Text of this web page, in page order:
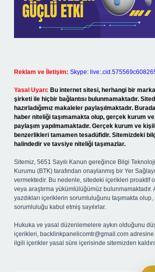
Reklam ve İletişim: Skype:
Yasal Uyarı: Bu internet sitesi, herhangi bir
şirketi ile hiçbir bağlantısı bulunmamaktadır.
hazırladığımız makaleler paylaşılmaktadır.
haber niteliği taşımamakta olup, gerçek kurum
paylaşım yapılmamaktadır. Gerçek kurum ve
benzerlikleri tamamen tesadüfidir. Sitemizdeki
halindedir ve tavsiye niteliği taşımazlar.
Sitemiz, 5651 Sayılı Kanun gereğince Bilgi
Kurumu (BTK) tarafından onaylanmış bir Yer
vermektedir. Bu nedenle, sitedeki içerikleri proaktif
veya araştırma yükümlülüğümüz bulunmamaktadır.
yazdıkları içeriklerin sorumluluğunu taşımakta
sorumluluğu kabul etmiş sayılırlar.
Hukuka ve yasal düzenlemelere aykırı olduğunu
içerikleri, backlinkpanelicomtr@gmail.com
ilgili içerikler yasal süre içerisinde sitemizden